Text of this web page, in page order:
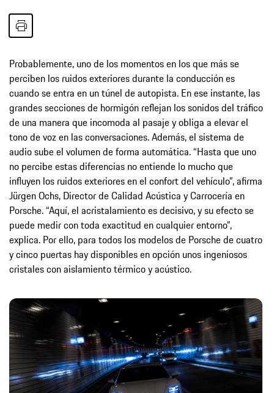
Probablemente, uno de los momentos en los que más se
perciben los ruidos exteriores durante la conducción es
cuando se entra en un túnel de autopista. En ese instante, las
grandes secciones de hormigón reflejan los sonidos del tráfico
de una manera que incomoda al pasaje y obliga a elevar el
tono de voz en las conversaciones. Además, el sistema de
audio sube el volumen de forma automática. “Hasta que uno
no percibe estas diferencias no entiende lo mucho que
influyen los ruidos exteriores en el confort del vehículo”, afirma
Jürgen Ochs, Director de Calidad Acústica y Carrocería en
Porsche. “Aquí, el acristalamiento es decisivo, y su efecto se
puede medir con toda exactitud en cualquier entorno”,
explica. Por ello, para todos los modelos de Porsche de cuatro
y cinco puertas hay disponibles en opción unos ingeniosos
cristales con aislamiento térmico y acústico.